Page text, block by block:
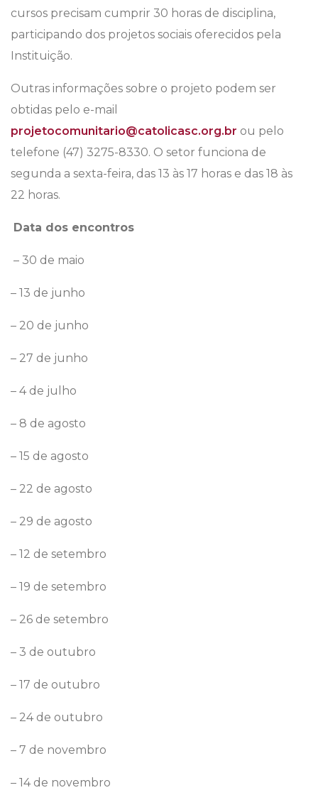
cursos precisam cumprir 30 horas de disciplina,
participando dos projetos sociais oferecidos pela
Instituição.
Outras informações sobre o projeto podem ser
obtidas pelo e-mail
projetocomunitario@catolicasc.org.br ou pelo
telefone (47) 3275-8330. O setor funciona de
segunda a sexta-feira, das 13 às 17 horas e das 18 às
22 horas.
Data dos encontros
– 30 de maio
– 13 de junho
– 20 de junho
– 27 de junho
– 4 de julho
– 8 de agosto
– 15 de agosto
– 22 de agosto
– 29 de agosto
– 12 de setembro
– 19 de setembro
– 26 de setembro
– 3 de outubro
– 17 de outubro
– 24 de outubro
– 7 de novembro
– 14 de novembro